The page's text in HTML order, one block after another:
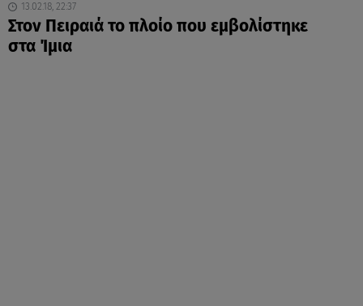
13.02.18, 22:37
Στον Πειραιά το πλοίο που εμβολίστηκε
στα Ίμια